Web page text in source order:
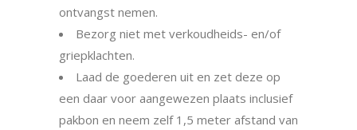
ontvangst nemen.
Bezorg niet met verkoudheids- en/of
griepklachten.
Laad de goederen uit en zet deze op
een daar voor aangewezen plaats inclusief
pakbon en neem zelf 1,5 meter afstand van